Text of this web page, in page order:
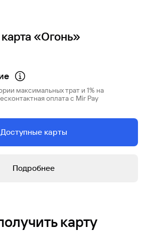
«Огонь»
максимальных трат и 1% на
оплата с Mir Pay
Доступные карты
Подробнее
карту